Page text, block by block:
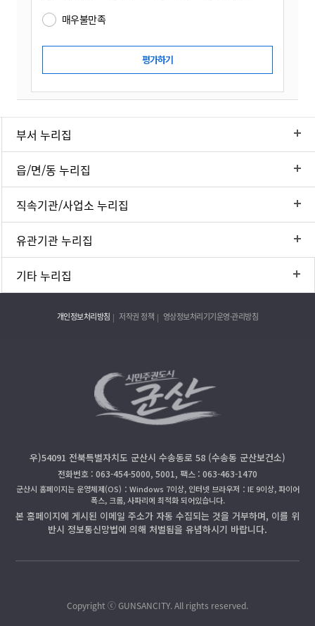
매우불만족
부서 누리집
읍/면/동 누리집
직속기관/사업소 누리집
유관기관 누리집
기타 누리집
개인정보처리방침 저작권 정책 영상정보처리기기운영·관리방침
우)54091 전북특별자치도 군산시 수송동로 58 (수송동 군산보건소)
전화번호 : 063-454-5000, 5001, 팩스 : 063-463-1470
군산시 홈페이지는 운영체제(OS)：Windows 7이상, 인터넷 브라우저：IE 9이상, 파이어
폭스, 크롬, 사파리에 최적화 되어있습니다.
본 홈페이지에 게시된 이메일 주소가 자동 수집되는 것을 거부하며, 이를 위
반시 정보통신망법에 의해 처벌됨을 유념하시기 바랍니다.
Copyright ⓒ GUNSANCITY. All rights reserved.